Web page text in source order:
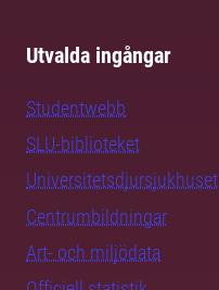
Utvalda ingångar
Studentwebb
SLU-biblioteket
Universitetsdjursjukhuset
Centrumbildningar
Art- och miljödata